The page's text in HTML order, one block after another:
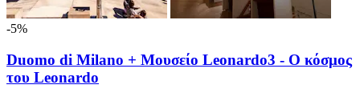
-5%
Duomo di Milano + Μουσείο Leonardo3 - Ο κόσμος
του Leonardo